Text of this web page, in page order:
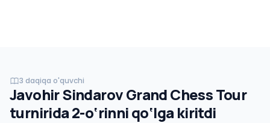
SHAXMAT
3 daqiqa o'quvchi
Javohir Sindarov Grand Chess Tour
turnirida 2-o‘rinni qo‘lga kiritdi